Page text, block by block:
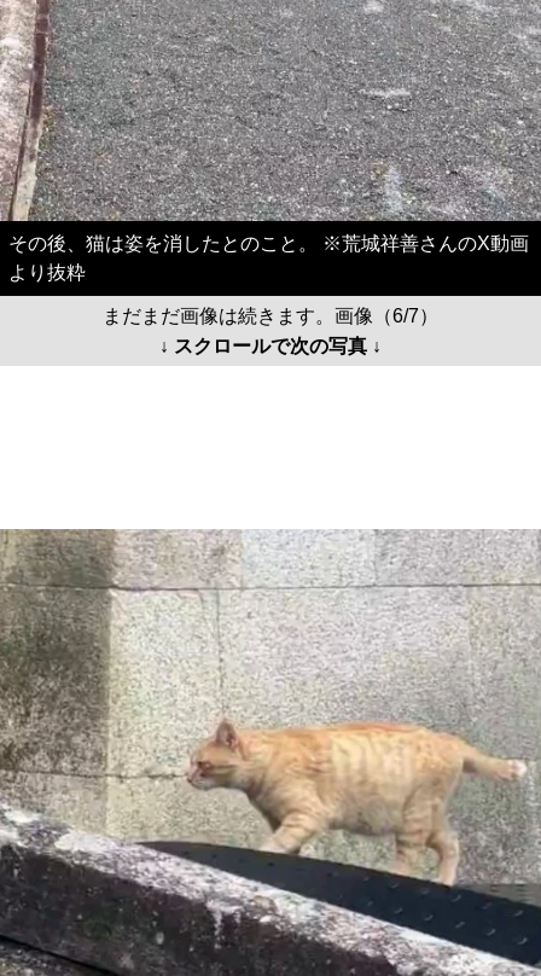
その後、猫は姿を消したとのこと。 ※荒城祥善さんのX動画
より抜粋
まだまだ画像は続きます。画像（6/7）
↓ スクロールで次の写真 ↓